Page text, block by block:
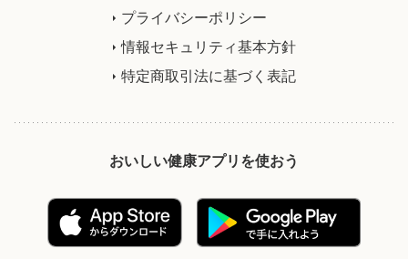
プライバシーポリシー
情報セキュリティ基本方針
特定商取引法に基づく表記
おいしい健康アプリを使おう